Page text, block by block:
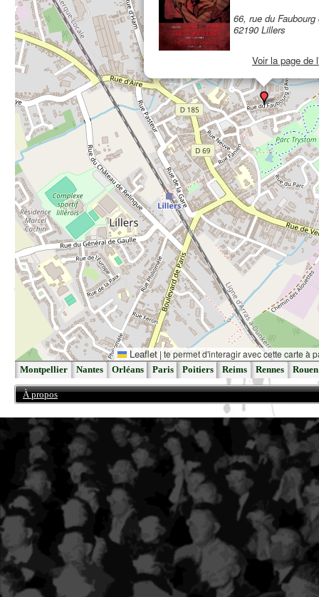
66, rue du Faubourg
62190 Lillers
Voir la page de
Leaflet | te permet d'interagir avec cette carte à
Montpellier Nantes Orléans Paris Poitiers Reims Rennes Rouen
À propos